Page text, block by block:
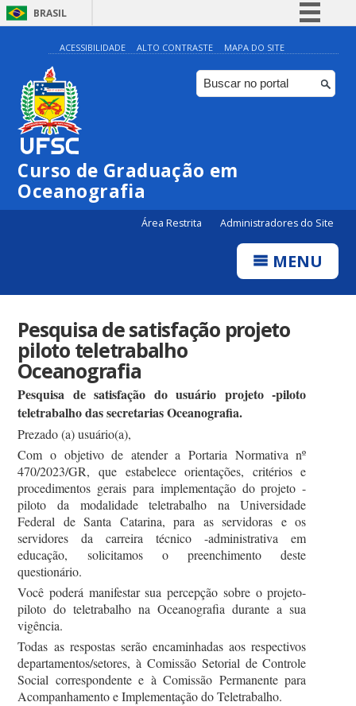
BRASIL
Simplifique!
Comunica BR
Participe
ACESSIBILIDADE ALTO CONTRASTE MAPA DO SITE
Curso de Graduação em
Oceanografia
Área Restrita Administradores do Site
MENU
Pesquisa de satisfação projeto
piloto teletrabalho
Oceanografia
Pesquisa de satisfação do usuário projeto -piloto
teletrabalho das secretarias Oceanografia.
Prezado (a) usuário(a),
Com o objetivo de atender a Portaria Normativa nº
470/2023/GR, que estabelece orientações, critérios e
procedimentos gerais para implementação do projeto -
piloto da modalidade teletrabalho na Universidade
Federal de Santa Catarina, para as servidoras e os
servidores da carreira técnico -administrativa em
educação, solicitamos o preenchimento deste
questionário.
Você poderá manifestar sua percepção sobre o projeto-
piloto do teletrabalho na Oceanografia durante a sua
vigência.
Todas as respostas serão encaminhadas aos respectivos
departamentos/setores, à Comissão Setorial de Controle
Social correspondente e à Comissão Permanente para
Acompanhamento e Implementação do Teletrabalho.